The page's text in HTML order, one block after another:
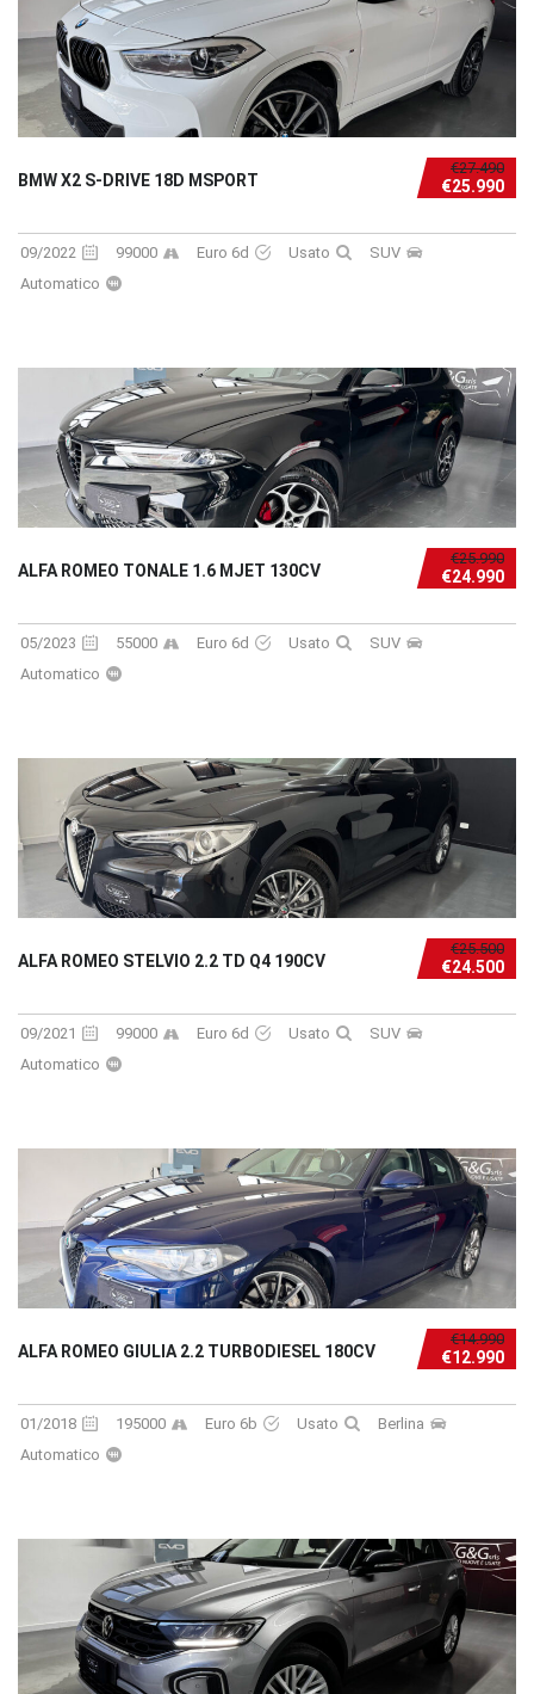
€27.490
€25.990
BMW X2 S-DRIVE 18D MSPORT
09/2022 99000 Euro 6d Usato
SUV
Automatico
€25.990
€24.990
ALFA ROMEO TONALE 1.6 MJET 130CV
05/2023 55000 Euro 6d Usato
SUV
Automatico
€25.500
€24.500
ALFA ROMEO STELVIO 2.2 TD Q4 190CV
09/2021 99000 Euro 6d Usato
SUV
Automatico
€14.990
€12.990
ALFA ROMEO GIULIA 2.2 TURBODIESEL 180CV
01/2018 195000 Euro 6b Usato
Berlina
Automatico